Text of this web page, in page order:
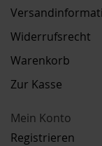
Widerrufsrecht
Warenkorb
Zur Kasse
Mein Konto
Registrieren